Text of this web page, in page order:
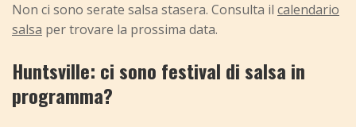
Non ci sono serate salsa stasera. Consulta il calendario
salsa per trovare la prossima data.
Huntsville: ci sono festival di salsa in
programma?